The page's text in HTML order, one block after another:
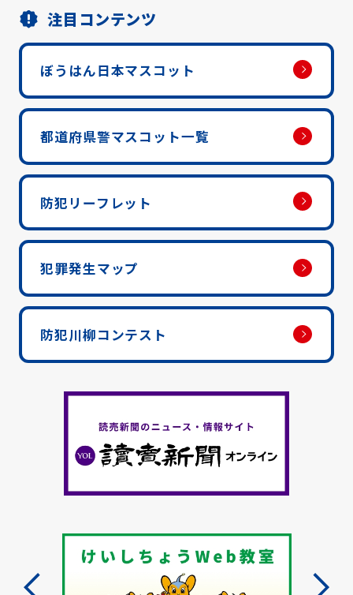
注目コンテンツ
ぼうはん日本マスコット
都道府県警マスコット一覧
防犯リーフレット
犯罪発生マップ
防犯川柳コンテスト